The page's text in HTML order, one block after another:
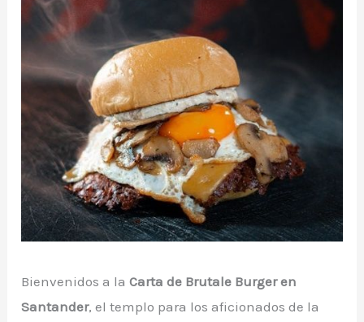
Bienvenidos a laCarta de Brutale Burger en
Santander, el templo para los aficionados de la